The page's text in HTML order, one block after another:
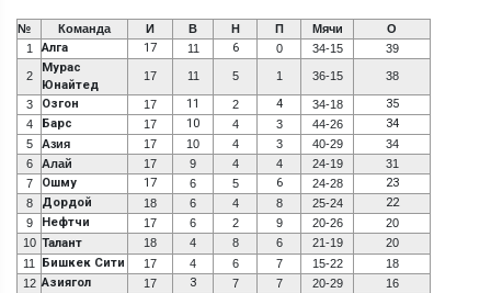
№ Команда И В Н П Мячи
О
1
Алга 17 11 6 0 34-15 39
2
Мурас
Юнайтед
17 11 5 1 36-15 38
3 Озгон 17 11 2 4 34-18 35
4 Барс 17 10 4 3 44-26 34
5 Азия 17 10 4 3 40-29
34
6
Алай 17 9 4 4 24-19
31
7
Ошму 17 6 5 6 24-28 23
8 Дордой 18 6 4 8 25-24 22
9 Нефтчи 17 6 2 9 20-26
20
10 Талант 18 4 8 6 21-19
20
11
Бишкек Сити 17 4 6 7 15-22
18
12 Азиягол 17 3 7 7 20-29
16